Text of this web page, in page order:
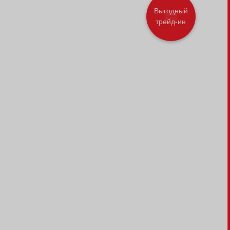
Выгодный
трейд-ин